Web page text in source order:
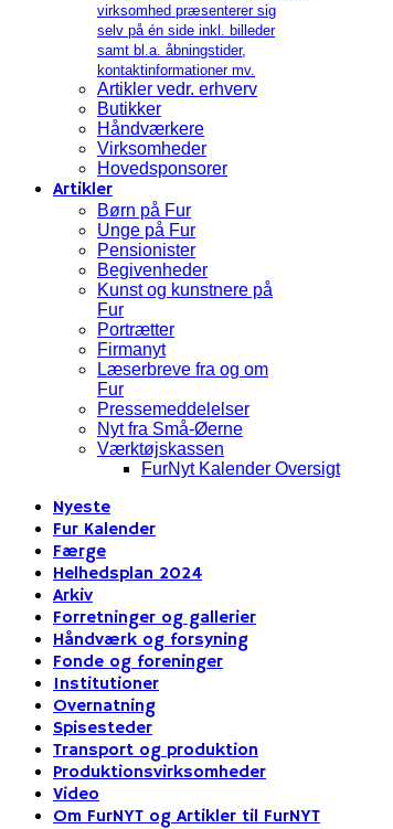
virksomhed præsenterer sig
selv på én side inkl. billeder
samt bl.a. åbningstider,
kontaktinformationer mv.
Artikler vedr. erhverv
Butikker
Håndværkere
Virksomheder
Hovedsponsorer
Artikler
Børn på Fur
Unge på Fur
Pensionister
Begivenheder
Kunst og kunstnere på
Fur
Portrætter
Firmanyt
Læserbreve fra og om
Fur
Pressemeddelelser
Nyt fra Små-Øerne
Værktøjskassen
FurNyt Kalender Oversigt
Nyeste
Fur Kalender
Færge
Helhedsplan 2024
Arkiv
Forretninger og gallerier
Håndværk og forsyning
Fonde og foreninger
Institutioner
Overnatning
Spisesteder
Transport og produktion
Produktionsvirksomheder
Video
Om FurNYT og Artikler til FurNYT